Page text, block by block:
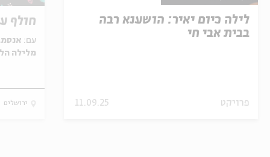
לילה כיום יאיר: הושענא רבה
בבית אבי חי
פרויקט 11.09.25
חולף
עם:
מלילה
ירושלים